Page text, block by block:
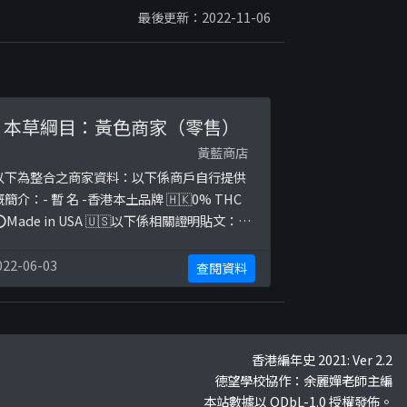
最後更新：2022-11-06
本草綱目：黃色商家（零售）
黃藍商店
下為整合之商家資料：以下係商戶自行提供
簡介：- 暫 名 -香港本土品牌 🇭🇰0% THC
in USA 🇺🇸以下係相關證明貼文：
06-03 查閱資料
香港編年史 2021: Ver 2.2
德望學校協作：余麗嬋老師主編
本站數據以 ODbL-1.0 授權發佈。